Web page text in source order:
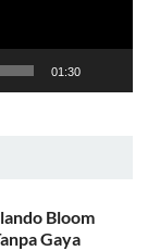
01:30
Bloom
Gaya